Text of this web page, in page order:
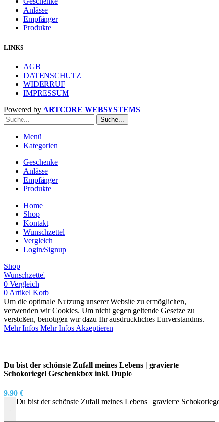
Anlässe
Empfänger
Produkte
LINKS
AGB
DATENSCHUTZ
WIDERRUF
IMPRESSUM
Powered by ARTCORE WEBSYSTEMS
Suche...
Menü
Kategorien
Geschenke
Anlässe
Empfänger
Produkte
Home
Shop
Kontakt
Wunschzettel
Vergleich
Login/Signup
Shop
Wunschzettel
0 Vergleich
0 Artikel Korb
Um die optimale Nutzung unserer Website zu ermöglichen,
verwenden wir Cookies. Um nicht gegen geltende Gesetze zu
verstoßen, benötigen wir dazu Ihr ausdrückliches Einverständnis.
Mehr Infos Mehr Infos Akzeptieren
Du bist der schönste Zufall meines Lebens | gravierte
Schokoriegel Geschenkbox inkl. Duplo
9,90 €
-
Du bist der schönste Zufall meines Lebens | gravierte